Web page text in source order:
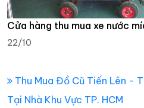
Cửa hàng thu mua xe nước
22/10
Thu Mua Đồ Cũ Tiến Lên -
Tại Nhà Khu Vực TP. HCM